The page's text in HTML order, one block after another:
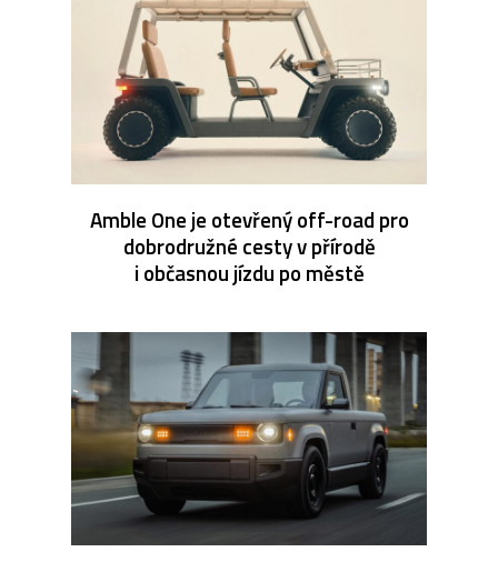
Amble One je otevřený off-road pro
dobrodružné cesty v přírodě
i občasnou jízdu po městě